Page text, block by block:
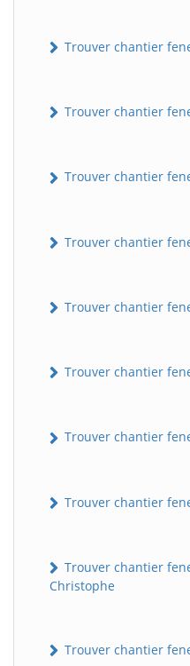
Trouver chantier
Trouver chantier
Trouver chantier
Trouver chantier
Trouver chantier
Trouver chantier
Trouver chantier
Trouver chantier
Trouver chantier
Christophe
Trouver chantier